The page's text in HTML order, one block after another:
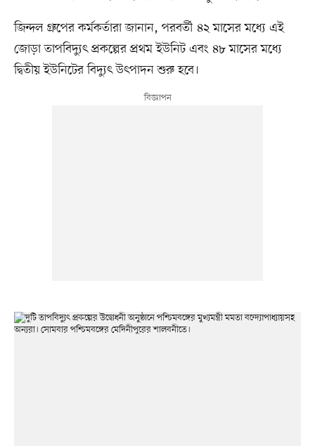
জিন্দল গ্রুপের কর্মকর্তারা জানান, পরবর্তী ৪২ মাসের মধ্যে এই
জোড়া তাপবিদ্যুৎ প্রকল্পের প্রথম ইউনিট এবং ৪৮ মাসের মধ্যে
দ্বিতীয় ইউনিটের বিদ্যুৎ উৎপাদন শুরু হবে।